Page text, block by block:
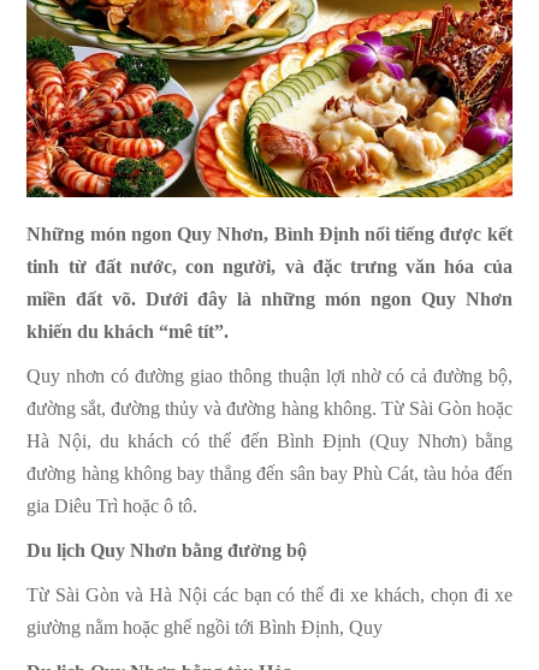
Những món ngon Quy Nhơn, Bình Định nổi tiếng được kết
tinh từ đất nước, con người, và đặc trưng văn hóa của
miền đất võ. Dưới đây là những món ngon Quy Nhơn
khiến du khách “mê tít”.
Quy nhơn có đường giao thông thuận lợi nhờ có cả đường bộ,
đường sắt, đường thủy và đường hàng không. Từ Sài Gòn hoặc
Hà Nội, du khách có thể đến Bình Định (Quy Nhơn) bằng
đường hàng không bay thẳng đến sân bay Phù Cát, tàu hỏa đến
gia Diêu Trì hoặc ô tô.
Du lịch Quy Nhơn bằng đường bộ
Từ Sài Gòn và Hà Nội các bạn có thể đi xe khách, chọn đi xe
giường nằm hoặc ghế ngồi tới Bình Định, Quy